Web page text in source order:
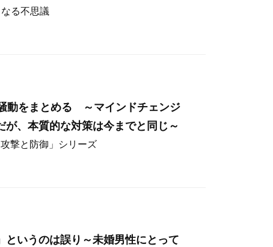
る不思議
動をまとめる ～マインドチェンジ
が、本質的な対策は今までと同じ～
撃と防御」シリーズ
というのは誤り～未婚男性にとって